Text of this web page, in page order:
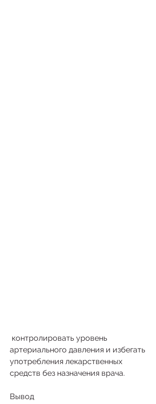
артериального давления и избегать
употребления лекарственных
средств без назначения врача.
Вывод